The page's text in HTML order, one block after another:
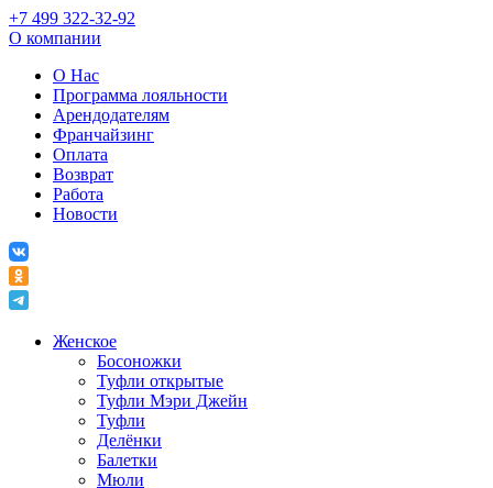
+7 499 322-32-92
О компании
О Нас
Программа лояльности
Арендодателям
Франчайзинг
Оплата
Возврат
Работа
Новости
Женское
Босоножки
Туфли открытые
Туфли Мэри Джейн
Туфли
Делёнки
Балетки
Мюли